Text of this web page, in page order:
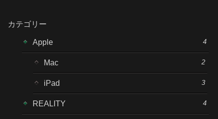
カテゴリー
Apple 4
Mac 2
iPad 3
REALITY 4